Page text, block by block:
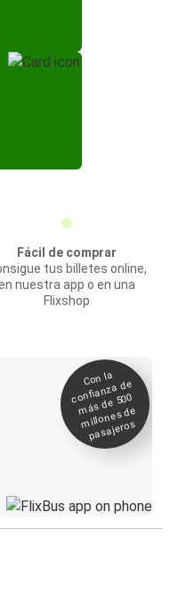
Fácil de comprar
tus billetes online,
nuestra app o en una
Flixshop
Con la
confianza de
más de 500
millones de
pasajeros